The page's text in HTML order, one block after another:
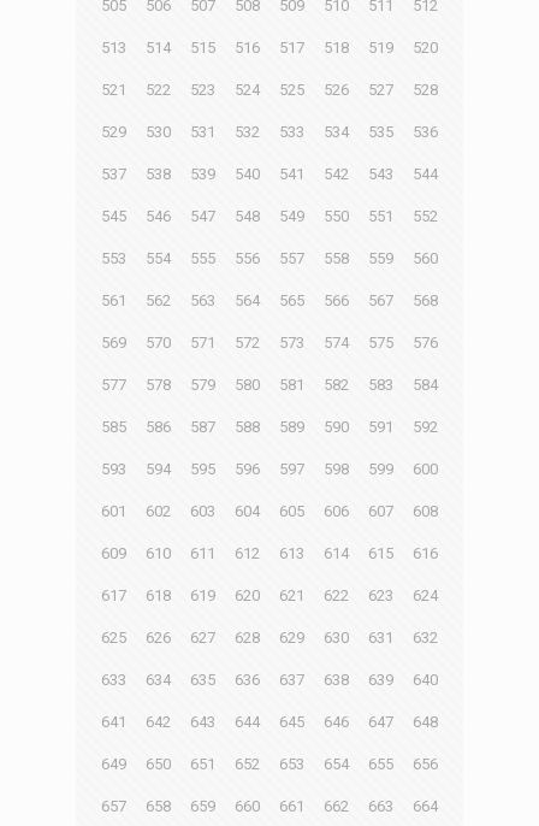
505 506 507 508 509 510 511 512
513 514 515 516 517 518 519 520
521 522 523 524 525 526 527 528
529 530 531 532 533 534 535 536
537 538 539 540 541 542 543 544
545 546 547 548 549 550 551 552
553 554 555 556 557 558 559 560
561 562 563 564 565 566 567 568
569 570 571 572 573 574 575 576
577 578 579 580 581 582 583 584
585 586 587 588 589 590 591 592
593 594 595 596 597 598 599 600
601 602 603 604 605 606 607 608
609 610 611 612 613 614 615 616
617 618 619 620 621 622 623 624
625 626 627 628 629 630 631 632
633 634 635 636 637 638 639 640
641 642 643 644 645 646 647 648
649 650 651 652 653 654 655 656
657 658 659 660 661 662 663 664